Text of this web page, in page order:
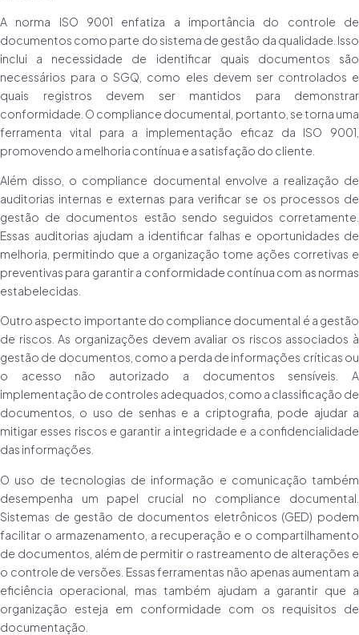
A norma ISO 9001 enfatiza a importância do controle de
documentos como parte do sistema de gestão da qualidade. Isso
inclui a necessidade de identificar quais documentos são
necessários para o SGQ, como eles devem ser controlados e
quais registros devem ser mantidos para demonstrar
conformidade. O compliance documental, portanto, se torna uma
ferramenta vital para a implementação eficaz da ISO 9001,
promovendo a melhoria contínua e a satisfação do cliente.
Além disso, o compliance documental envolve a realização de
auditorias internas e externas para verificar se os processos de
gestão de documentos estão sendo seguidos corretamente.
Essas auditorias ajudam a identificar falhas e oportunidades de
melhoria, permitindo que a organização tome ações corretivas e
preventivas para garantir a conformidade contínua com as normas
estabelecidas.
Outro aspecto importante do compliance documental é a gestão
de riscos. As organizações devem avaliar os riscos associados à
gestão de documentos, como a perda de informações críticas ou
o acesso não autorizado a documentos sensíveis. A
implementação de controles adequados, como a classificação de
documentos, o uso de senhas e a criptografia, pode ajudar a
mitigar esses riscos e garantir a integridade e a confidencialidade
das informações.
O uso de tecnologias de informação e comunicação também
desempenha um papel crucial no compliance documental.
Sistemas de gestão de documentos eletrônicos (GED) podem
facilitar o armazenamento, a recuperação e o compartilhamento
de documentos, além de permitir o rastreamento de alterações e
o controle de versões. Essas ferramentas não apenas aumentam a
eficiência operacional, mas também ajudam a garantir que a
organização esteja em conformidade com os requisitos de
documentação.